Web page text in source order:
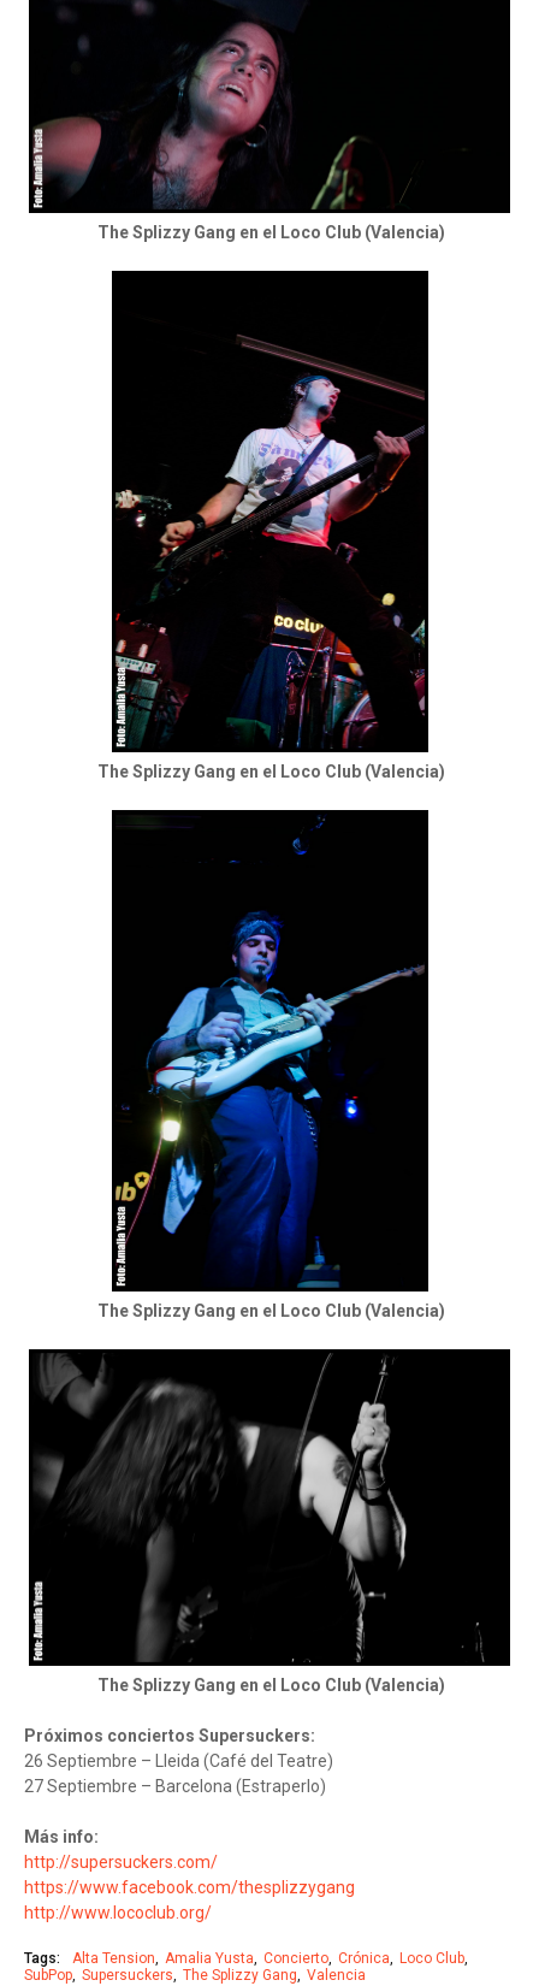
The Splizzy Gang en el Loco Club (Valencia)
The Splizzy Gang en el Loco Club (Valencia)
The Splizzy Gang en el Loco Club (Valencia)
The Splizzy Gang en el Loco Club (Valencia)
Próximos conciertos Supersuckers:
26 Septiembre – Lleida (Café del Teatre)
27 Septiembre – Barcelona (Estraperlo)
Más info:
http://supersuckers.com/
https://www.facebook.com/thesplizzygang
http://www.lococlub.org/
Tags: Alta Tension Amalia Yusta Concierto Crónica
Loco Club
SubPop Supersuckers The Splizzy Gang Valencia